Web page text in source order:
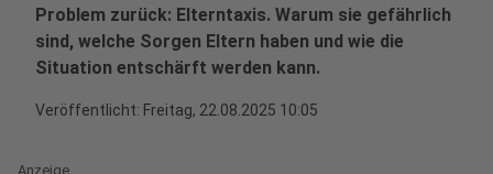
Problem zurück: Elterntaxis. Warum sie gefährlich
sind, welche Sorgen Eltern haben und wie die
Situation entschärft werden kann.
Veröffentlicht: Freitag, 22.08.2025 10:05
Anzeige